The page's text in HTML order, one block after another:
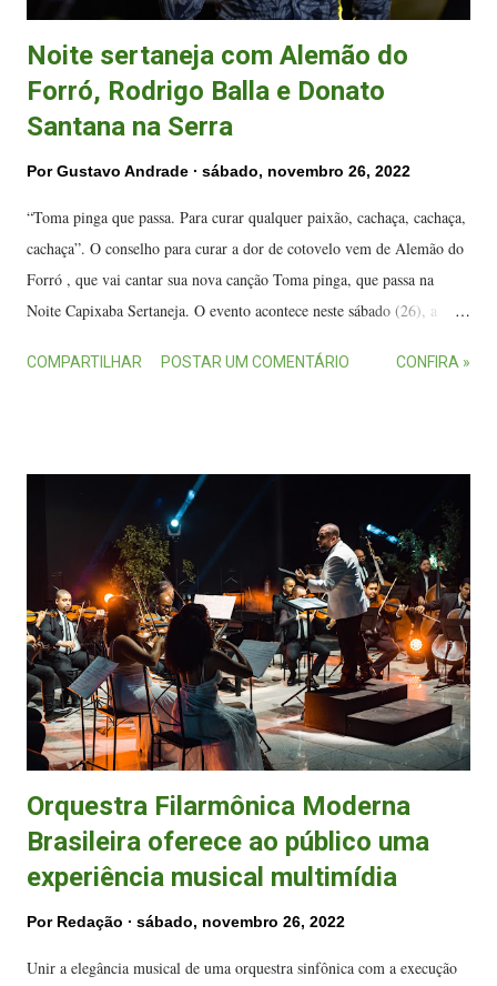
Noite sertaneja com Alemão do
Forró, Rodrigo Balla e Donato
Santana na Serra
PorGustavo Andrade sábado, novembro 26, 2022
“Toma pinga que passa. Para curar qualquer paixão, cachaça, cachaça,
cachaça”. O conselho para curar a dor de cotovelo vem de Alemão do
Forró , que vai cantar sua nova canção Toma pinga, que passa na
Noite Capixaba Sertaneja. O evento acontece neste sábado (26), a
Limoeiro, na Serra. Alemão do Forró durante show nos Estados
Balança o Povo , Rebola e Vem , Sai Dessa Coração e Saudade da
Minha Ex . Na Terra do Tio Sam, Alemão gravou um DVD em
novembro , em show na cidade de Danbury, no estado de Connecticut.
Antes de Alemão, o sertanejo Rodrigo Balla sobre no palco serrano, e
promete grandes hits do sertanejo atual e do passado como Bagaceira ,
Insegura , Mania Nacional e Lembranças de um Rodeio . O sanfoneiro
Donato Santan...
COMPARTILHAR POSTAR UM COMENTÁRIO CONFIRA »
Orquestra Filarmônica Moderna
Brasileira oferece ao público uma
experiência musical multimídia
Por Redação sábado, novembro 26, 2022
Unir a elegância musical de uma orquestra sinfônica com a execução